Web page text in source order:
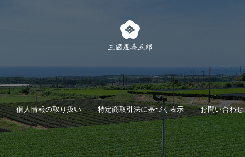
個人情報の取り扱い 特定商取引法に基づく表示 お問い合わせ